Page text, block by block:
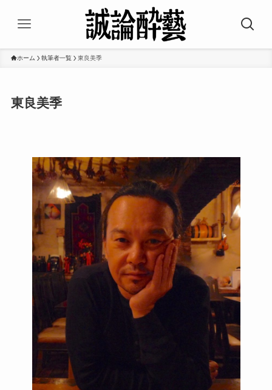
ホーム 執筆者一覧 東良美季
東良美季